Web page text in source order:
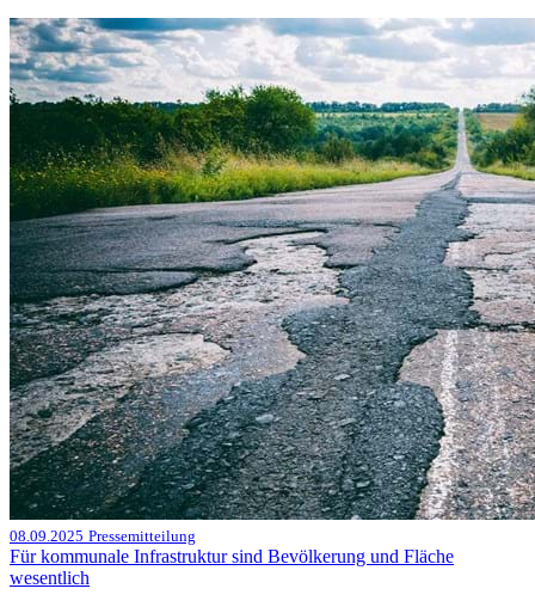
08.09.2025 Pressemitteilung
Für kommunale Infrastruktur sind Bevölkerung und Fläche
wesentlich